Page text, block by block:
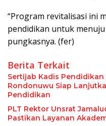
“Program revitalisasi ini
pendidikan untuk
pungkasnya. (fer)
Berita Terkait
Sertijab Kadis Pendidikan
Rondonuwu Siap
Pendidikan
PLT Rektor Unsrat
Pastikan Layanan